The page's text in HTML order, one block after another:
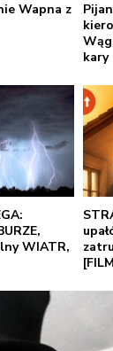
Wapna z
kary
WIATR,